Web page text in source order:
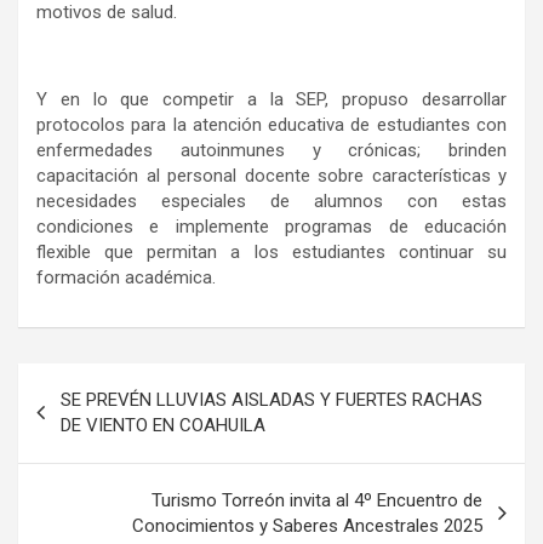
motivos de salud.
Y en lo que competir a la SEP, propuso desarrollar
protocolos para la atención educativa de estudiantes con
enfermedades autoinmunes y crónicas; brinden
capacitación al personal docente sobre características y
necesidades especiales de alumnos con estas
condiciones e implemente programas de educación
flexible que permitan a los estudiantes continuar su
formación académica.
Navegación
de
entradas
SE PREVÉN LLUVIAS AISLADAS Y FUERTES RACHAS
DE VIENTO EN COAHUILA
Turismo Torreón invita al 4º Encuentro de
Conocimientos y Saberes Ancestrales 2025